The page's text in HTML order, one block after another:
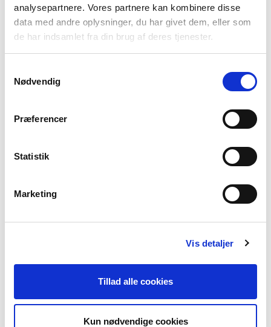
analysepartnere. Vores partnere kan kombinere disse
data med andre oplysninger, du har givet dem, eller som
de har indsamlet fra din brug af deres tjenester.
Nødvendig
Præferencer
Statistik
Marketing
Vis detaljer
Tillad alle cookies
Kun nødvendige cookies
Vil du vide mere om spiseforstyrrelser?
behandlingsmuligheder findes? Bliv klogere på
spiseforstyrrelser her.